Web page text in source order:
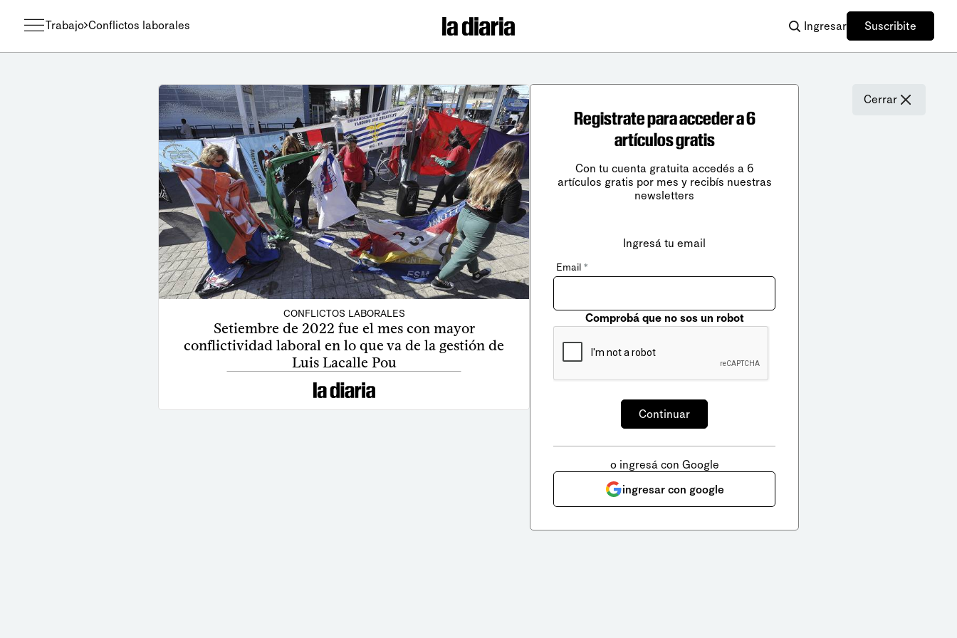
Trabajo Conflictos laborales Ingresar Suscribite
CONFLICTOS LABORALES
Setiembre de 2022 fue el mes con mayor
conflictividad laboral en lo que va de la gestión de
Luis Lacalle Pou
Cerrar
Registrate para acceder a 6
artículos gratis
Con tu cuenta gratuita accedés a 6
artículos gratis por mes y recibís nuestras
newsletters
Ingresá tu email
Email *
Comprobá que no sos un robot
o ingresá con Google
ingresar con google